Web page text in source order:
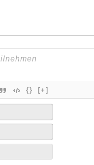
{} [+]